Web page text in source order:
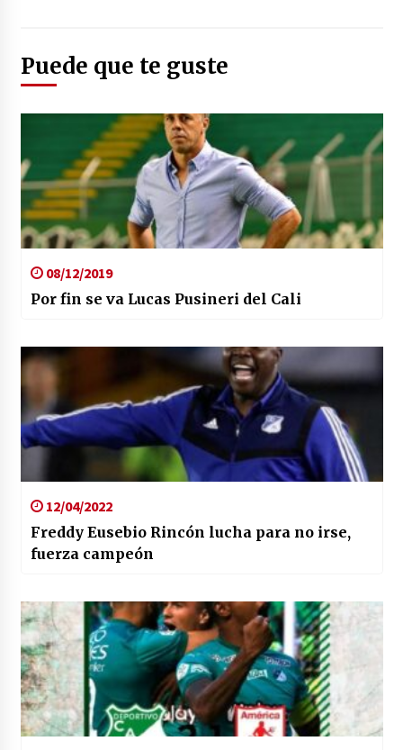
Puede que te guste
08/12/2019
Por fin se va Lucas Pusineri del Cali
12/04/2022
Freddy Eusebio Rincón lucha para no irse,
fuerza campeón